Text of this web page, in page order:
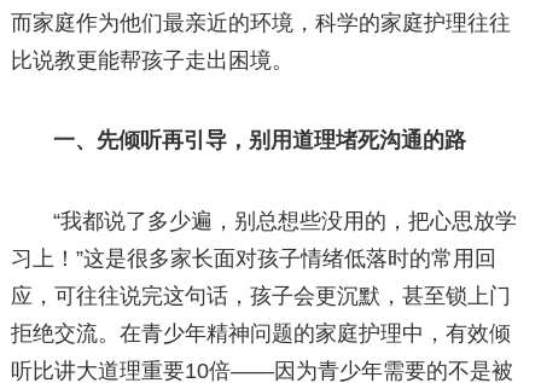
而家庭作为他们最亲近的环境，科学的家庭护理往往
比说教更能帮孩子走出困境。
一、先倾听再引导，别用道理堵死沟通的路
“我都说了多少遍，别总想些没用的，把心思放学
习上！”这是很多家长面对孩子情绪低落时的常用回
应，可往往说完这句话，孩子会更沉默，甚至锁上门
拒绝交流。在青少年精神问题的家庭护理中，有效倾
听比讲大道理重要10倍——因为青少年需要的不是被